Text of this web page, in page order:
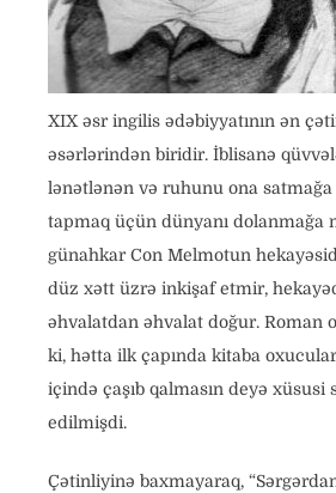
XIX əsr ingilis ədəbiyyatının ən
əsərlərindən biridir. İblisanə
lənətlənən və ruhunu ona satmağa
tapmaq üçün dünyanı dolanmağa
günahkar Con Melmotun
düz xətt üzrə inkişaf etmir,
əhvalatdan əhvalat doğur. Roman o
ki, hətta ilk çapında kitaba
içində çaşıb qalmasın deyə xüsusi
edilmişdi.
Çətinliyinə baxmayaraq,